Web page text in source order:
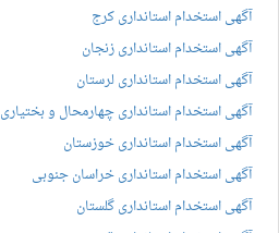
آگهی استخدام استانداری کرج
آگهی استخدام استانداری زنجان
آگهی استخدام استانداری لرستان
آگهی استخدام استانداری چهارمحال و بختیاری
آگهی استخدام استانداری خوزستان
آگهی استخدام استانداری خراسان جنوبی
آگهی استخدام استانداری گلستان